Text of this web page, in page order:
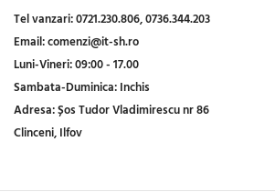
Tel vanzari:0721.230.806,0736.344.203
Email:comenzi@it-sh.ro
Luni-Vineri:09:00 - 17.00
Sambata-Duminica:Inchis
Adresa:Șos Tudor Vladimirescu nr 86
Clinceni, Ilfov